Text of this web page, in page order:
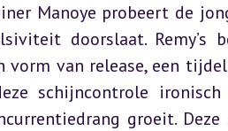
Manoye probeert de
doorslaat.
vorm van release, een
schijncontrole
groeit.